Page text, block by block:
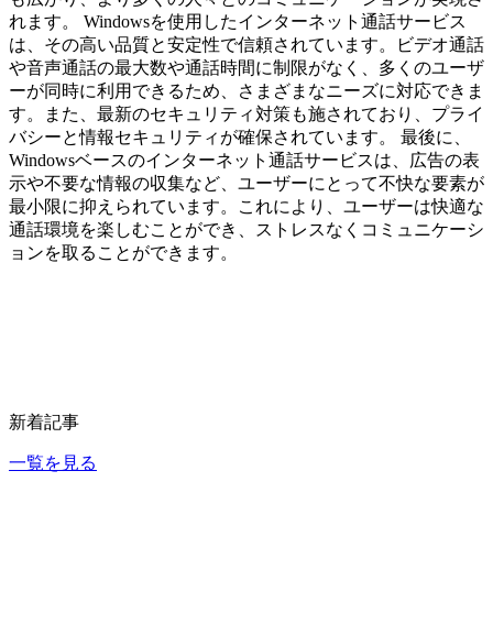
れます。 Windowsを使用したインターネット通話サービス
は、その高い品質と安定性で信頼されています。ビデオ通話
や音声通話の最大数や通話時間に制限がなく、多くのユーザ
ーが同時に利用できるため、さまざまなニーズに対応できま
す。また、最新のセキュリティ対策も施されており、プライ
バシーと情報セキュリティが確保されています。 最後に、
Windowsベースのインターネット通話サービスは、広告の表
示や不要な情報の収集など、ユーザーにとって不快な要素が
最小限に抑えられています。これにより、ユーザーは快適な
通話環境を楽しむことができ、ストレスなくコミュニケーシ
ョンを取ることができます。
新着記事
一覧を見る